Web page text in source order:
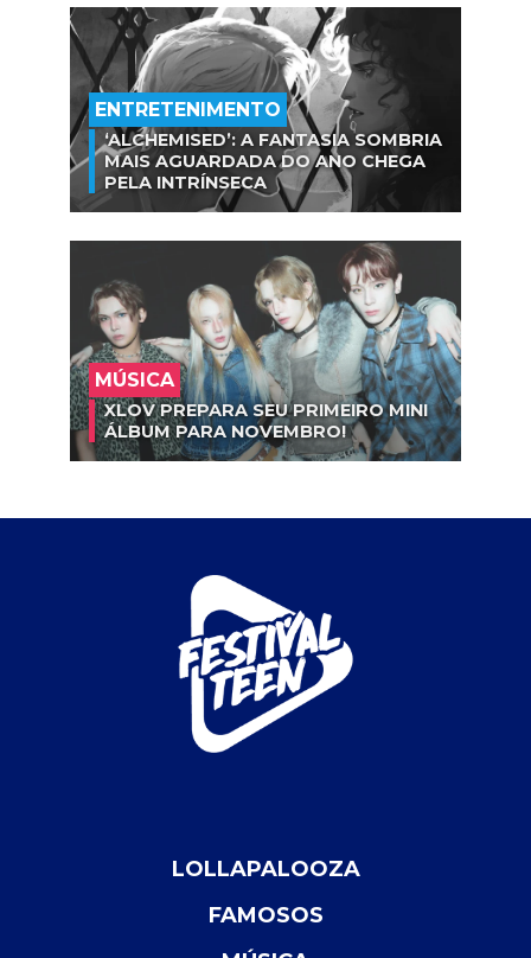
ENTRETENIMENTO
‘ALCHEMISED’: A FANTASIA SOMBRIA
MAIS AGUARDADA DO ANO CHEGA
PELA INTRÍNSECA
MÚSICA
XLOV PREPARA SEU PRIMEIRO MINI
ÁLBUM PARA NOVEMBRO!
LOLLAPALOOZA
FAMOSOS